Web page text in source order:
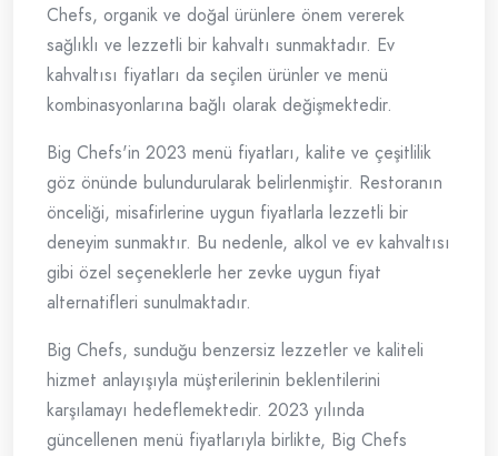
Chefs, organik ve doğal ürünlere önem vererek
sağlıklı ve lezzetli bir kahvaltı sunmaktadır. Ev
kahvaltısı fiyatları da seçilen ürünler ve menü
kombinasyonlarına bağlı olarak değişmektedir.
Big Chefs'in 2023 menü fiyatları, kalite ve çeşitlilik
göz önünde bulundurularak belirlenmiştir. Restoranın
önceliği, misafirlerine uygun fiyatlarla lezzetli bir
deneyim sunmaktır. Bu nedenle, alkol ve ev kahvaltısı
gibi özel seçeneklerle her zevke uygun fiyat
alternatifleri sunulmaktadır.
Big Chefs, sunduğu benzersiz lezzetler ve kaliteli
hizmet anlayışıyla müşterilerinin beklentilerini
karşılamayı hedeflemektedir. 2023 yılında
güncellenen menü fiyatlarıyla birlikte, Big Chefs